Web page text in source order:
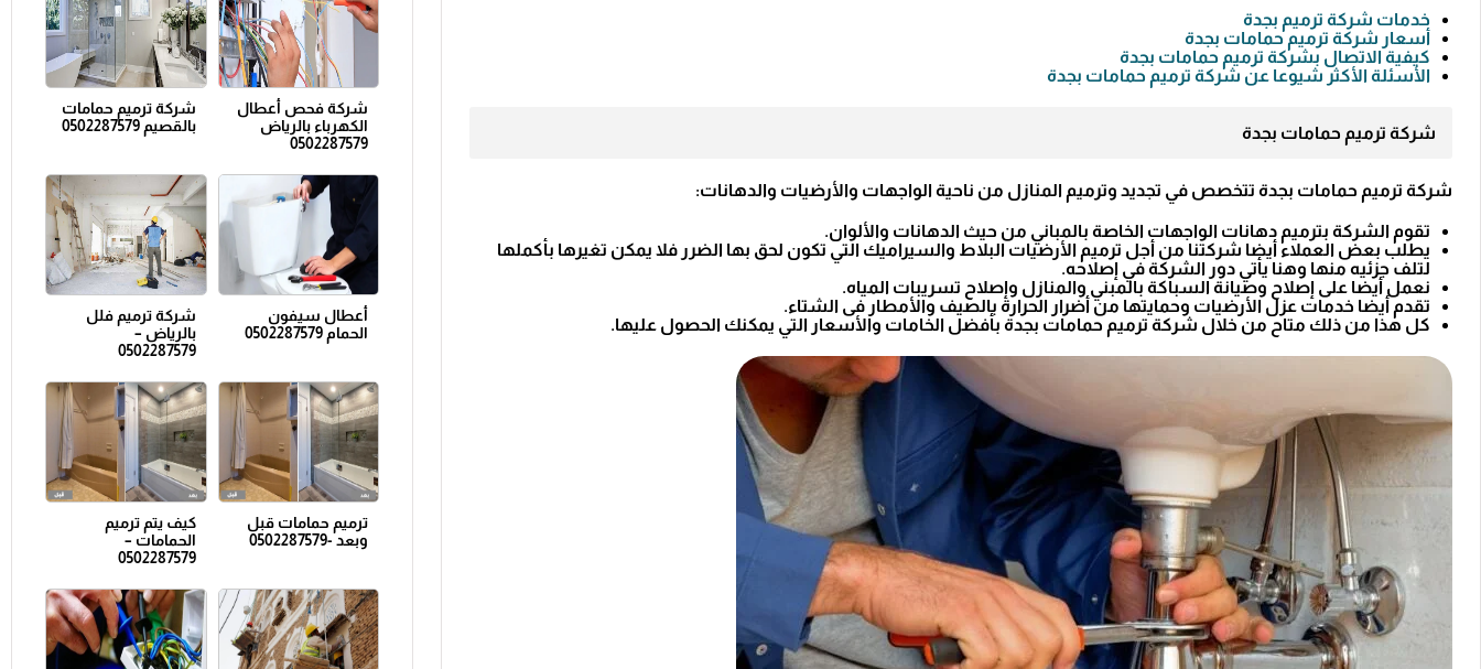
خدمات شركة ترميم بجدة
أسعار شركة ترميم حمامات بجدة
كيفية الاتصال بشركة ترميم حمامات بجدة
الأسئلة الأكثر شيوعا عن شركة ترميم حمامات بجدة
شركة ترميم حمامات بجدة
شركة ترميم حمامات بجدة تتخصص في تجديد وترميم المنازل من ناحية الواجهات والأرضيات والدهانات:
تقوم الشركة بترميم دهانات الواجهات الخاصة بالمباني من حيث الدهانات والألوان.
يطلب بعض العملاء أيضا شركتنا من أجل ترميم الأرضيات البلاط والسيراميك التي تكون لحق بها الضرر فلا يمكن تغيرها بأكملها
لتلف جزئيه منها وهنا يأتي دور الشركة في إصلاحه.
نعمل أيضا على إصلاح وصيانة السباكة بالمبني والمنازل وإصلاح تسريبات المياه.
تقدم أيضا خدمات عزل الأرضيات وحمايتها من أضرار الحرارة بالصيف والأمطار فى الشتاء.
كل هذا من ذلك متاح من خلال شركة ترميم حمامات بجدة بأفضل الخامات والأسعار التي يمكنك الحصول عليها.
شركة فحص أعطال
الكهرباء بالرياض
0502287579
شركة ترميم حمامات
بالقصيم 0502287579
أعطال سيفون
الحمام 0502287579
شركة ترميم فلل
بالرياض –
0502287579
ترميم حمامات قبل
وبعد -0502287579
كيف يتم ترميم
الحمامات –
0502287579